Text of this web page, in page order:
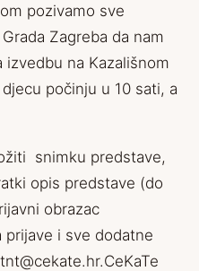
pozivamo sve
Zagreba da nam
na Kazališnom
počinju u 10 sati, a
snimku predstave,
opis predstave (do
obrazac
prijave i sve dodatne
tnt@cekate.hr.CeKaTe